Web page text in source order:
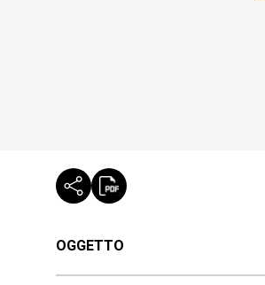
OGGETTO